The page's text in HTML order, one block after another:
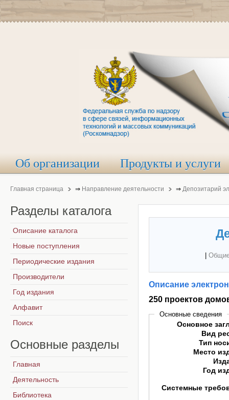
Об организации Продукты и услуги
Главная страница ⇒ Направление деятельности ⇒ Депозитарий
Описание
250 проектов
Основные сведения
Основное
Вид
Тип
Место
Год
Системные
Разделы каталога
Описание каталога
Новые поступления
Периодические издания
Производители
Год издания
Алфавит
Поиск
Основные разделы
Главная
Деятельность
Библиотека